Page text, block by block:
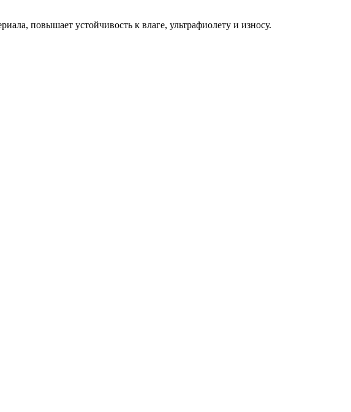
повышает устойчивость к влаге, ультрафиолету и износу.